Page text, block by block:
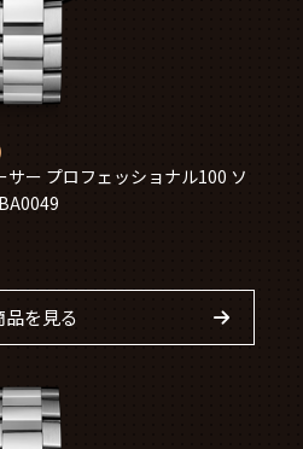
サー プロフェッショナル100 ソ
品を見る